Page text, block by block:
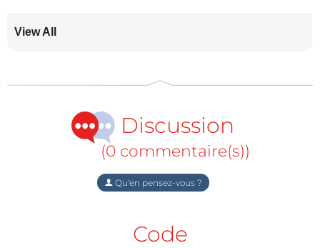
View All
Discussion
(0 commentaire(s))
Qu'en pensez-vous ?
Code